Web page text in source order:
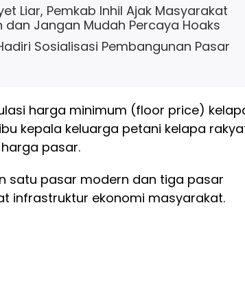
Liar, Pemkab Inhil Ajak Masyarakat
Jangan Mudah Percaya Hoaks
Sosialisasi Pembangunan Pasar
harga minimum (floor price)
kepala keluarga petani kelapa
pasar.
satu pasar modern dan tiga pasar
infrastruktur ekonomi masyarakat.